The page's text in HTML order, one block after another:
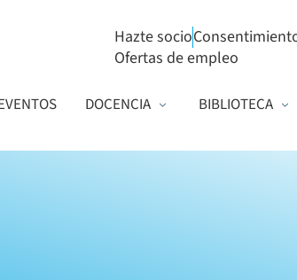
Hazte socio
Ofertas de empleo
DOCENCIA BIBLIOTECA